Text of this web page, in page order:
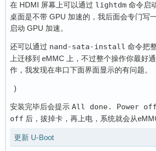
在 HDMI 屏幕上可以通过 lightdm 命令启
桌面是不带 GPU 加速的，我后面会专门写
启动 GPU 加速。
还可以通过 nand-sata-install 命令把
上迁移到 eMMC 上，不过整个操作你最好
作，我发现在串口下面界面显示的有问题。
)
安装完毕后会提示 All done. Power off
off 后，拔掉卡，再上电，系统就会从
更新 U-Boot